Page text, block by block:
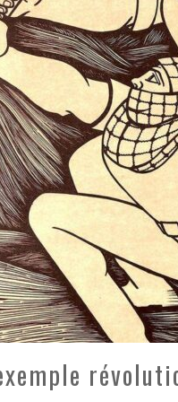
LA GUERRE SIONISTE,
LA BANALITÉ DU MAL